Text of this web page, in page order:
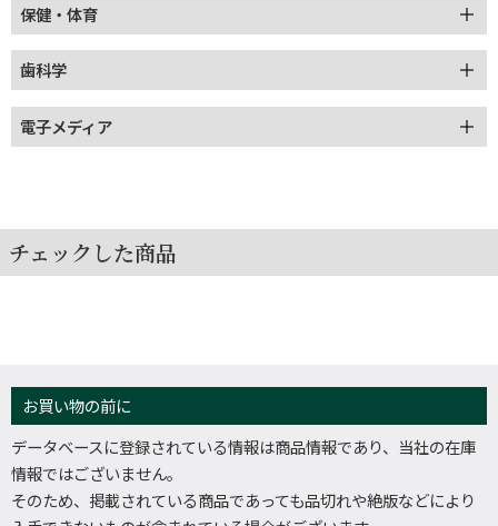
保健・体育
歯科学
電子メディア
チェックした商品
お買い物の前に
データベースに登録されている情報は商品情報であり、当社の在庫
情報ではございません。
そのため、掲載されている商品であっても品切れや絶版などにより